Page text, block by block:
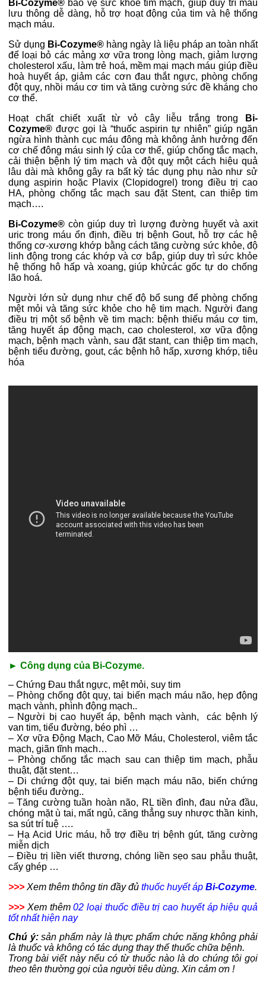
Bi-Cozyme® bảo vệ sức khỏe tim mạch, giúp duy trì máu
lưu thông dễ dàng, hỗ trợ hoạt động của tim và hệ thống
mạch máu.
Sử dụng Bi-Cozyme® hàng ngày là liệu pháp an toàn nhất
để loại bỏ các mảng xơ vữa trong lòng mạch, giảm lượng
cholesterol xấu, làm trẻ hoá, mềm mại mạch máu giúp điều
hoà huyết áp, giảm các cơn đau thắt ngực, phòng chống
đột quỵ, nhồi máu cơ tim và tăng cường sức đề kháng cho
cơ thể.
Hoạt chất chiết xuất từ vỏ cây liễu trắng trong
Bi-
Cozyme® được gọi là “thuốc aspirin tự nhiên” giúp ngăn
ngừa hình thành cục máu đông mà không ảnh hưởng đến
cơ chế đông máu sinh lý của cơ thể, giúp chống tắc mạch,
cải thiện bệnh lý tim mạch và đột quỵ một cách hiệu quả
lâu dài mà không gây ra bất kỳ tác dụng phụ nào như sử
dụng aspirin hoặc Plavix (Clopidogrel) trong điều trị cao
HA, phòng chống tắc mạch sau đặt Stent, can thiêp tim
mạch….
Bi-Cozyme® còn giúp duy trì lượng đường huyết và axit
uric trong máu ổn định, điều trị bệnh Gout, hỗ trợ các hệ
thống cơ-xương khớp bằng cách tăng cường sức khỏe, độ
linh động trong các khớp và cơ bắp, giúp duy trì sức khỏe
hệ thống hô hấp và xoang, giúp khửcác gốc tự do chống
lão hoá.
Người lớn sử dụng như chế độ bổ sung để phòng chống
mệt mỏi và tăng sức khỏe cho hệ tim mạch. Người đang
điều trị một số bệnh về tim mạch: bệnh thiếu máu cơ tim,
tăng huyết áp động mạch, cao cholesterol, xơ vữa động
mạch, bệnh mạch vành, sau đặt stant, can thiệp tim mạch,
bệnh tiểu đường, gout, các bệnh hô hấp, xương khớp, tiêu
hóa
► Công dụng của Bi-Cozyme.
– Chứng Đau thắt ngực, mệt mỏi, suy tim
– Phòng chống đột quỵ, tai biến mạch máu não, hẹp động
mạch vành, phình động mạch..
– Người bị cao huyết áp, bệnh mạch vành, các bệnh lý
van tim, tiểu đường, béo phì …
– Xơ vữa Động Mạch, Cao Mỡ Máu, Cholesterol, viêm tắc
mạch, giãn tĩnh mạch…
– Phòng chống tắc mạch sau can thiệp tim mạch, phẫu
thuật, đặt stent…
– Di chứng đột quỵ, tai biến mạch máu não, biến chứng
bệnh tiểu đường..
– Tăng cường tuần hoàn não, RL tiền đình, đau nửa đầu,
chóng mặt ù tai, mất ngủ, căng thẳng suy nhược thần kinh,
sa sút trí tuệ ….
– Hạ Acid Uric máu, hỗ trợ điều trị bệnh gút, tăng cường
miễn dịch
– Điều trị liền viết thương, chóng liền sẹo sau phẫu thuật,
cấy ghép …
>>> Xem thêm thông tin đầy đủ thuốc huyết áp Bi-Cozyme.
>>> Xem thêm02 loại thuốc điều trị cao huyết áp hiệu quả
tốt nhất hiện nay
Chú ý:sản phẩm này là thực phẩm chức năng không phải
là thuốc và không có tác dụng thay thế thuốc chữa bệnh.
Trong bài viết này nếu có từ thuốc nào là do chúng tôi gọi
theo tên thường gọi của người tiêu dùng. Xin cảm ơn !